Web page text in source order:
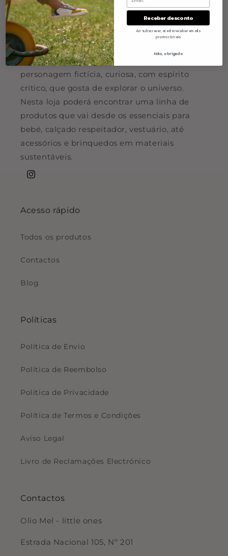
Quem somos
A Olio Mel é uma loja inspirada numa
personagem fictícia, curiosa, com espírito
crítico, que gosta de explorar o universo.
Nesta loja poderá encontrar uma linha de
produtos que vai desde os essenciais para
bebé, calçado respeitador, vestuário, até
acessórios e brinquedos em materiais
sustentáveis.
Instagram
Acesso rápido
Todos os produtos
Contactos
Blog
Políticas
Política de Envio
Política de Reembolso
Política de Privacidade
Política de Termos e Condições
Aviso Legal
Livro de Reclamações Electrónico
Contactos
Olio Mel - little ones
Estrada Nacional 105, Nº 201
Receber desconto
Ao subscrever, aceita receber emails
promocionais
Não, obrigado